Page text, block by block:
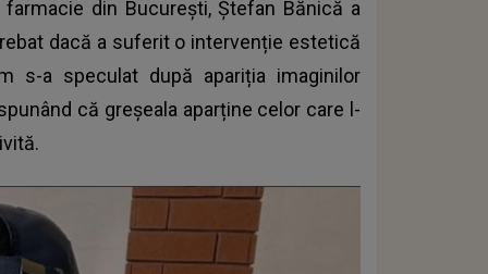
din București, Ștefan Bănică a
dacă a suferit o intervenție estetică
s-a speculat după apariția imaginilor
că greșeala aparține celor care l-